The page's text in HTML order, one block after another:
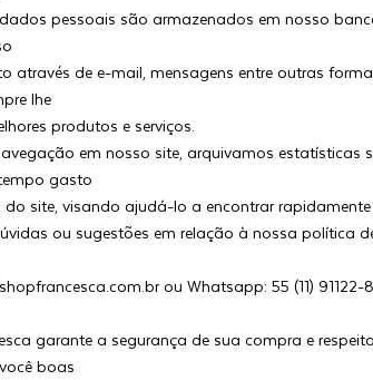
dados pessoais são armazenados em nosso
através de e-mail, mensagens entre outras
lhe
produtos e serviços.
em nosso site, arquivamos estatísticas
gasto
site, visando ajudá-lo a encontrar
ou sugestões em relação à nossa política
ou Whatsapp: 55 (11) 91122-
garante a segurança de sua compra e
boas